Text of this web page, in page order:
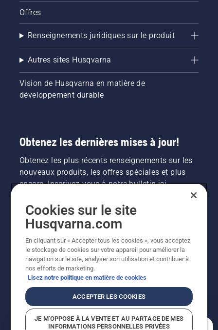
Offres
Renseignements juridiques sur le produit
Autres sites Husqvarna
Vision de Husqvarna en matière de
développement durable
Obtenez les dernières mises à jour!
Obtenez les plus récents renseignements sur les
nouveaux produits, les offres spéciales et plus
encore. Inscrivez-vous à notre bulletin ici.
INSCRIPTION À LA NEWSLETTER
©2026 Husqvarna AB (publ.). En raison de
l'amélioration continue, le produit peut légèrement
Cookies sur le site
Husqvarna.com
En cliquant sur « Accepter tous les cookies », vous acceptez
le stockage de cookies sur votre appareil pour améliorer la
navigation sur le site, analyser son utilisation et contribuer à
nos efforts de marketing.
Lisez notre politique en matière de cookies
ACCEPTER LES COOKIES
JE M’OPPOSE À LA VENTE ET AU PARTAGE DE MES
INFORMATIONS PERSONNELLES PRIVÉES